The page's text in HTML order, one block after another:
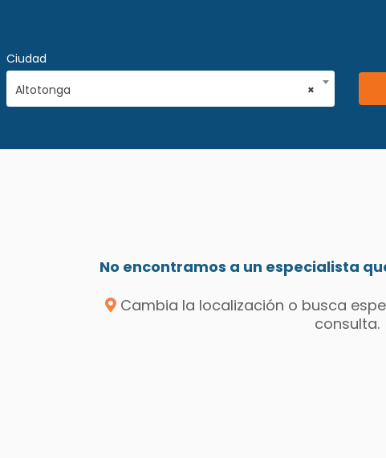
Ciudad
×
Altotonga
No encontramos a un especialista
Cambia la localización o busca
consulta.